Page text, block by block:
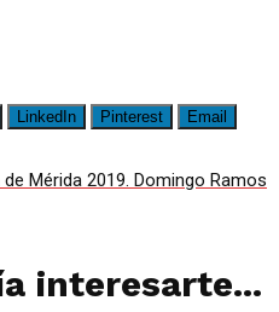
LinkedIn Pinterest Email
Mérida 2019. Domingo Ramos
interesarte...